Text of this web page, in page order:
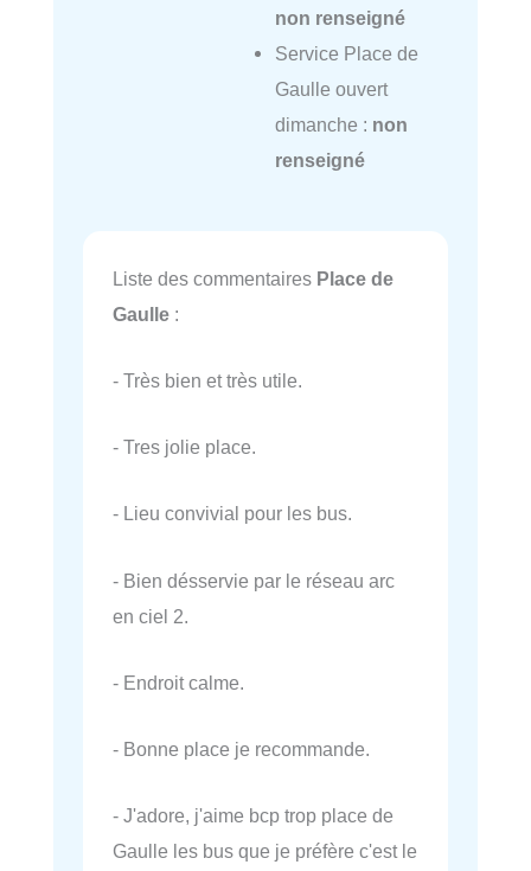
non renseigné
Service Place de
Gaulle ouvert
dimanche : non
renseigné
Liste des commentaires Place de
Gaulle :
- Très bien et très utile.
- Tres jolie place.
- Lieu convivial pour les bus.
- Bien désservie par le réseau arc
en ciel 2.
- Endroit calme.
- Bonne place je recommande.
- J'adore, j'aime bcp trop place de
Gaulle les bus que je préfère c'est le